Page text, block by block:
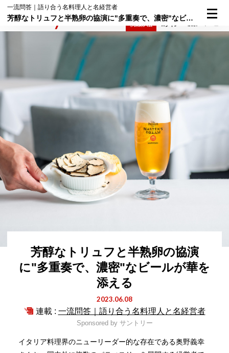
一流問答｜語り合う名料理人と名経営者
芳醇なトリュフと半熟卵の協演に"多重奏で、濃密"なビールが華を添える
芳醇なトリュフと半熟卵の協演
に"多重奏で、濃密"なビールが華を
添える
2023.06.08
連載 : 一流問答｜語り合う名料理人と名経営者
Sponsored by サントリー
イタリア料理界のニューリーダー的な存在である奥野義幸